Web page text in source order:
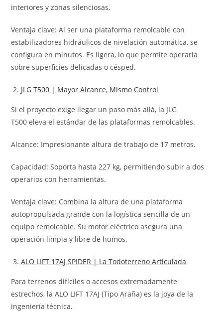
interiores y zonas silenciosas.
Ventaja clave: Al ser una plataforma remolcable con
estabilizadores hidráulicos de nivelación automática, se
configura en minutos. Es ligera, lo que permite operarla
sobre superficies delicadas o césped.
JLG T500 | Mayor Alcance, Mismo Control
Si el proyecto exige llegar un paso más allá, la JLG
T500 eleva el estándar de las plataformas remolcables.
Alcance: Impresionante altura de trabajo de 17 metros.
Capacidad: Soporta hasta 227 kg, permitiendo subir a dos
operarios con herramientas.
Ventaja clave: Combina la altura de una plataforma
autopropulsada grande con la logística sencilla de un
equipo remolcable. Su motor eléctrico asegura una
operación limpia y libre de humos.
ALO LIFT 17AJ SPIDER | La Todoterreno Articulada
Para terrenos difíciles o accesos extremadamente
estrechos, la ALO LIFT 17AJ (Tipo Araña) es la joya de la
ingeniería técnica.